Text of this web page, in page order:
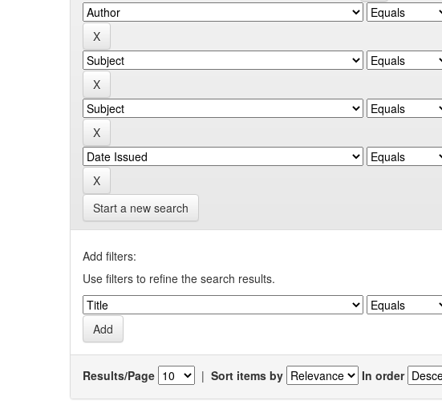
Start a new search
Add filters:
Use filters to refine the search results.
Results/Page | Sort items by In order